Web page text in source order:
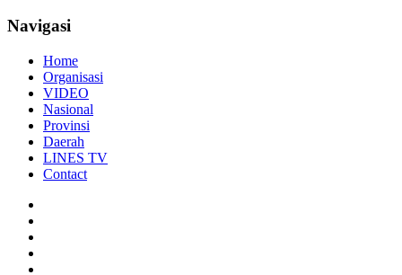
Navigasi
Home
Organisasi
VIDEO
Nasional
Provinsi
Daerah
LINES TV
Contact